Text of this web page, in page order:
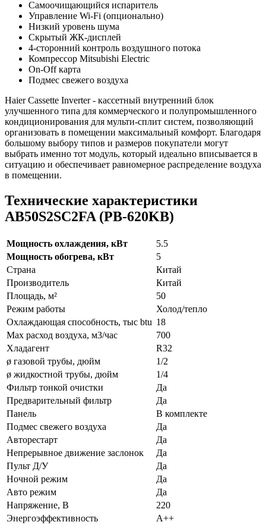
Самоочищающийся испаритель
Управление Wi-Fi (опционально)
Низкий уровень шума
Скрытый ЖК-дисплей
4-сторонний контроль воздушного потока
Компрессор Mitsubishi Electric
On-Off карта
Подмес свежего воздуха
Haier Cassette Inverter - кассетный внутренний блок
улучшенного типа для коммерческого и полупромышленного
кондиционирования для мульти-сплит систем, позволяющий
организовать в помещении максимальный комфорт. Благодаря
большому выбору типов и размеров покупатели могут
выбрать именно тот модуль, который идеально вписывается в
ситуацию и обеспечивает равномерное распределение воздуха
в помещении.
Технические характеристики
AB50S2SC2FA (PB-620KB)
Мощность охлаждения, кВт
5.5
Мощность обогрева, кВт
5
Страна
Китай
Производитель
Китай
Площадь, м²
50
Режим работы
Холод/тепло
Охлаждающая способность, тыс btu 18
Max расход воздуха, м3/час
700
Хладагент
R32
ø газовой трубы, дюйм
1/2
ø жидкостной трубы, дюйм
1/4
Фильтр тонкой очистки
Да
Предварительный фильтр
Да
Панель
В комплекте
Подмес свежего воздуха
Да
Авторестарт
Да
Непрерывное движение заслонок
Да
Пульт Д/У
Да
Ночной режим
Да
Авто режим
Да
Напряжение, В
220
Энергоэффективность
A++